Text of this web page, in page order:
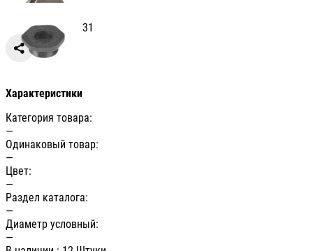
Артикул: ST003131
Характеристики
Категория товара:
—
Одинаковый товар:
—
Цвет:
—
Раздел каталога:
—
Диаметр условный:
—